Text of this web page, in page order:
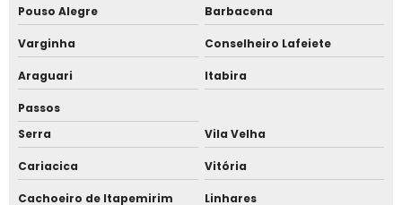
Empresa de software de gestão de ponto
Empresa de software de marcação de ponto
Fechadura eletromagnética para porta de vidro
Fechadura eletromagnética porta de correr
Pouso Alegre Barbacena
Varginha Conselheiro Lafeiete
Araguari Itabira
Passos
Serra
Vila Velha
Cariacica Vitória
Cachoeiro de Itapemirim Linhares